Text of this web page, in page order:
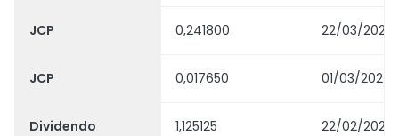
JCP 0,241800 22/03/2024
JCP 0,017650 01/03/2024
Dividendo 1,125125 22/02/2024